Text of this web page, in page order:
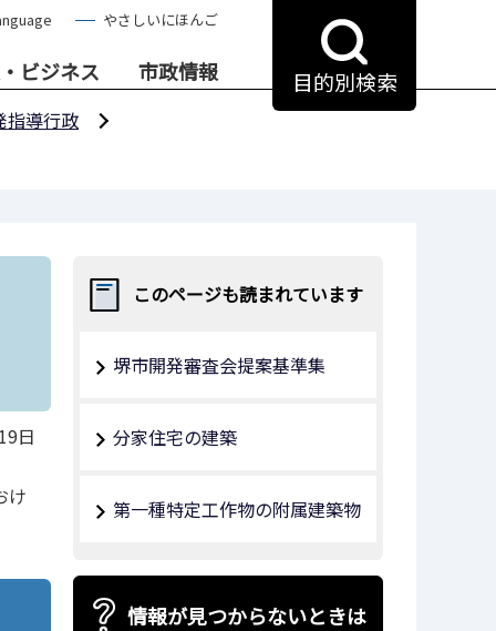
やさしいにほんご
ビジネス 市政情報 目的別検索
指導行政
日
け
このページも読まれています
堺市開発審査会提案基準集
分家住宅の建築
第一種特定工作物の附属建築物
情報が見つからないときは